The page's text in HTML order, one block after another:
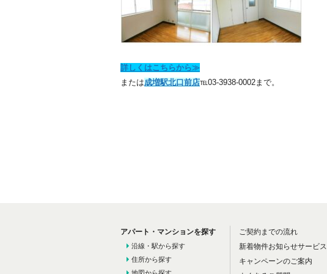
詳しくはこちらから≫
または成増駅北口前店℡03-3938-0002まで。
アパート・マンションを探す
沿線・駅から探す
住所から探す
ご契約までの流れ
新着物件お知らせサービス
キャンペーンのご案内